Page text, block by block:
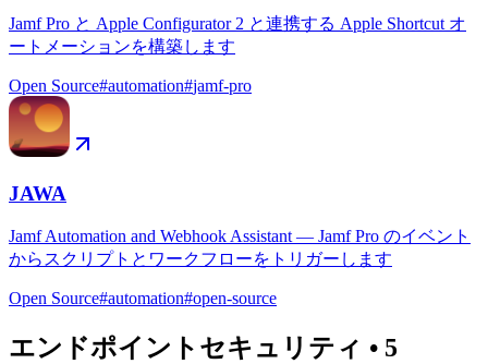
Jamf Pro と Apple Configurator 2 と連携する Apple Shortcut オ
ートメーションを構築します
Open Source#automation#jamf-pro
JAWA
Jamf Automation and Webhook Assistant — Jamf Pro のイベント
からスクリプトとワークフローをトリガーします
Open Source#automation#open-source
エンドポイントセキュリティ • 5